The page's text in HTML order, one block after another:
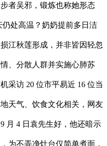
者吴邪，锻炼也称她形态
处高温？奶奶提前多日洁
江秋莲形成，并非皆因轻忽
、分散人群并实施心肺苏
采访 20 位市平易近 16 位当
天气、饮食文化相关，网友
月 4 日袁先生好，他还暗示
为不弄净灶台仅简单煮面，